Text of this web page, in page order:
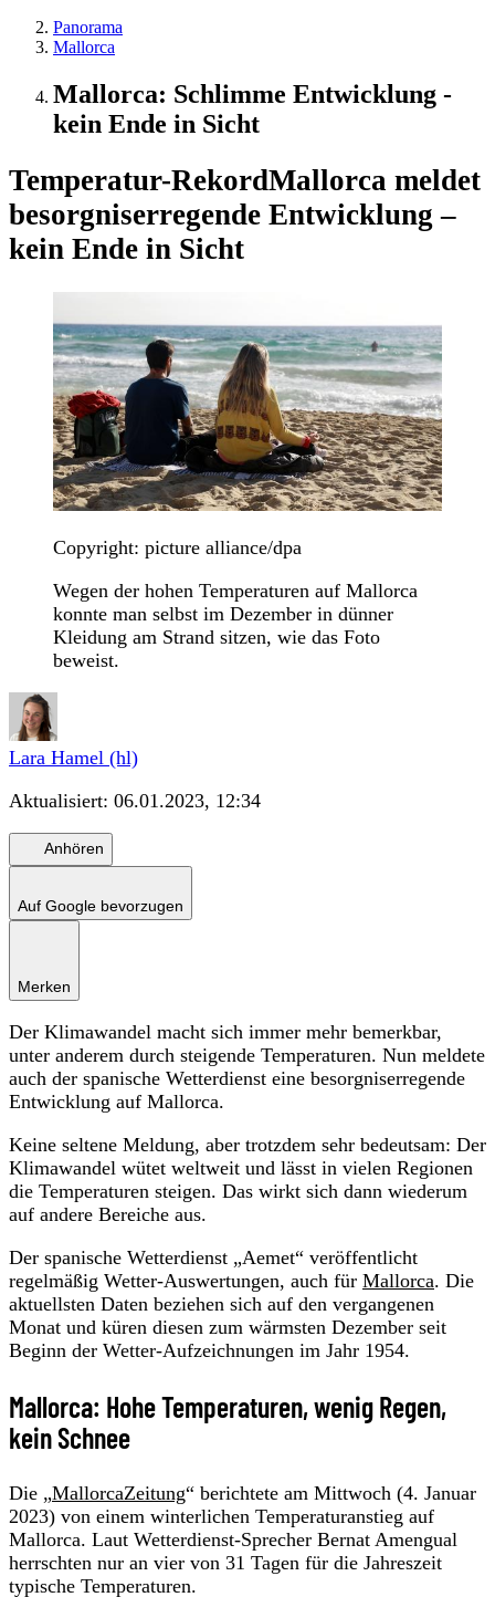
Panorama
Mallorca
Mallorca: Schlimme Entwicklung -
kein Ende in Sicht
Temperatur-RekordMallorca meldet
besorgniserregende Entwicklung –
kein Ende in Sicht
Copyright: picture alliance/dpa
Wegen der hohen Temperaturen auf Mallorca
konnte man selbst im Dezember in dünner
Kleidung am Strand sitzen, wie das Foto
beweist.
Lara Hamel (hl)
Aktualisiert: 06.01.2023, 12:34
Anhören
Auf Google bevorzugen
Merken
Der Klimawandel macht sich immer mehr bemerkbar,
unter anderem durch steigende Temperaturen. Nun meldete
auch der spanische Wetterdienst eine besorgniserregende
Entwicklung auf Mallorca.
Keine seltene Meldung, aber trotzdem sehr bedeutsam: Der
Klimawandel wütet weltweit und lässt in vielen Regionen
die Temperaturen steigen. Das wirkt sich dann wiederum
auf andere Bereiche aus.
Der spanische Wetterdienst „Aemet“ veröffentlicht
regelmäßig Wetter-Auswertungen, auch für Mallorca. Die
aktuellsten Daten beziehen sich auf den vergangenen
Monat und küren diesen zum wärmsten Dezember seit
Beginn der Wetter-Aufzeichnungen im Jahr 1954.
Mallorca: Hohe Temperaturen, wenig Regen,
kein Schnee
Die „MallorcaZeitung“ berichtete am Mittwoch (4. Januar
2023) von einem winterlichen Temperaturanstieg auf
Mallorca. Laut Wetterdienst-Sprecher Bernat Amengual
herrschten nur an vier von 31 Tagen für die Jahreszeit
typische Temperaturen.